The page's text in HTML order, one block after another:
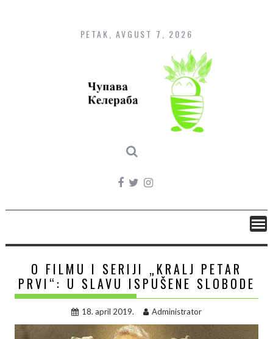
content
PETAK, AVGUST 7, 2026
O FILMU I SERIJI „KRALJ PETAR
PRVI“: U SLAVU ISPUŠENE SLOBODE
18. april 2019. Administrator